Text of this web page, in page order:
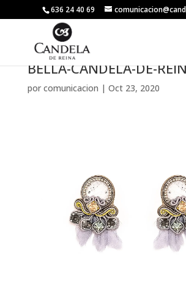
636 24 40 69
BELLA-CANDELA-DE-
por comunicacion | Oct 23, 2020